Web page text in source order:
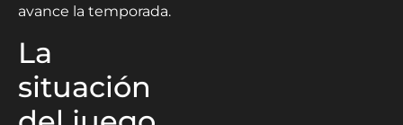
avance la temporada.
La
situación